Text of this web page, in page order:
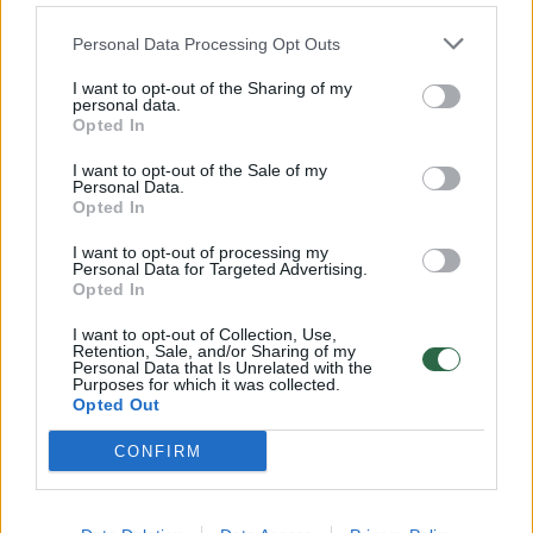
Personal Data Processing Opt Outs
I want to opt-out of the Sharing of my
personal data.
Opted In
I want to opt-out of the Sale of my
Personal Data.
Opted In
I want to opt-out of processing my
Personal Data for Targeted Advertising.
Opted In
I want to opt-out of Collection, Use,
Retention, Sale, and/or Sharing of my
Personal Data that Is Unrelated with the
Purposes for which it was collected.
Opted Out
CONFIRM
32 laipsnių šilumos
Žinios | Orai
Nufilmavo, kaip patvino Vilniaus Vakarinis aplinkkelis:
Žinios | Lietuvos diena
00:00:55
Avarija Vilniuje: į stotelę įsirėžęs automobilis sužalojo
dvi moteris
Žinios | Lietuvos diena